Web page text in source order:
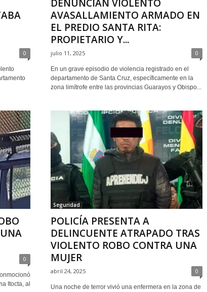
0
DENUNCIAN VIOLENTO
AVASALLAMIENTO ARMADO EN
EL PREDIO SANTA RITA:
PROPIETARIO Y...
julio 11, 2025 0
En un grave episodio de violencia registrado en el
departamento de Santa Cruz, específicamente en la
zona limítrofe entre las provincias Guarayos y Obispo...
0
Itocta, al
Seguridad
POLICÍA PRESENTA A
DELINCUENTE ATRAPADO TRAS
VIOLENTO ROBO CONTRA UNA
MUJER
abril 24, 2025 0
Una noche de terror vivió una enfermera en la zona de